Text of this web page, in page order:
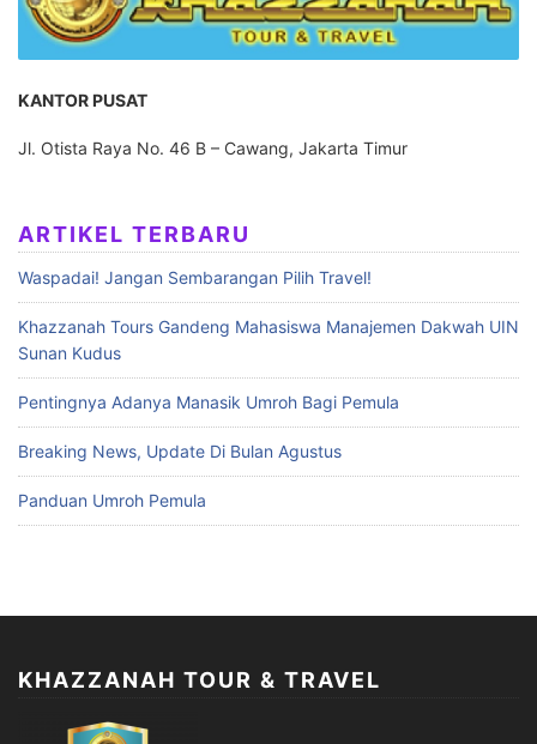
KANTOR PUSAT
Jl. Otista Raya No. 46 B – Cawang, Jakarta Timur
ARTIKEL TERBARU
Waspadai! Jangan Sembarangan Pilih Travel!
Khazzanah Tours Gandeng Mahasiswa Manajemen Dakwah UIN
Sunan Kudus
Pentingnya Adanya Manasik Umroh Bagi Pemula
Breaking News, Update Di Bulan Agustus
Panduan Umroh Pemula
KHAZZANAH TOUR & TRAVEL